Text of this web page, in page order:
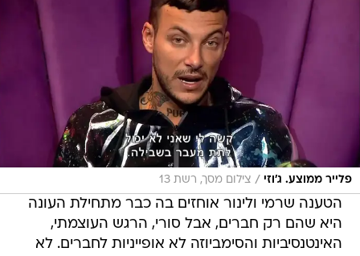
פלייר ממוצע. ג'וזי / צילום מסך, רשת 13
הטענה שרמי ולינור אוחזים בה כבר מתחילת העונה
היא שהם רק חברים, אבל סורי, הרגש העוצמתי,
האינטנסיביות והסימביוזה לא אופייניות לחברים. לא